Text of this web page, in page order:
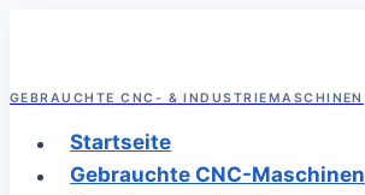
springen
GEBRAUCHTE CNC- & INDUSTRIEMASCHINEN
Startseite
Gebrauchte CNC-Maschinen